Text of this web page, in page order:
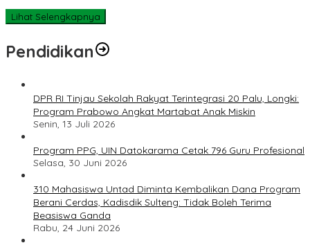
Lihat Selengkapnya
Pendidikan
DPR RI Tinjau Sekolah Rakyat Terintegrasi 20 Palu, Longki:
Program Prabowo Angkat Martabat Anak Miskin
Senin, 13 Juli 2026
Program PPG, UIN Datokarama Cetak 796 Guru Profesional
Selasa, 30 Juni 2026
310 Mahasiswa Untad Diminta Kembalikan Dana Program
Berani Cerdas, Kadisdik Sulteng: Tidak Boleh Terima
Beasiswa Ganda
Rabu, 24 Juni 2026